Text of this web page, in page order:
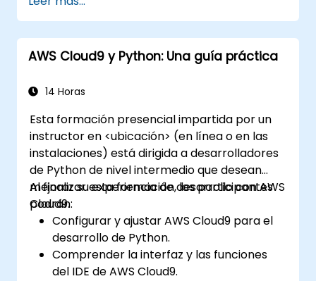
datos de AWS como S3, RDS y Redshift.
Utilizar AWS Cloud9 para el desarrollo y
despliegue de modelos de aprendizaje
automático.
nube para el análisis y procesamiento de
AWS Cloud9 y Python: Una guía práctica
14 Horas
Esta formación presencial impartida por un
instructor en <ubicación> (en línea o en las
instalaciones) está dirigida a desarrolladores
de Python de nivel intermedio que desean
mejorar su experiencia de desarrollo con AWS
Cloud9.
Al finalizar esta formación, los participantes
podrán:
Configurar y ajustar AWS Cloud9 para el
desarrollo de Python.
Comprender la interfaz y las funciones
del IDE de AWS Cloud9.